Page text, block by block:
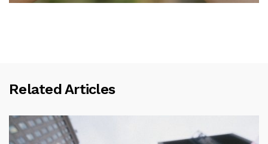
Related Articles